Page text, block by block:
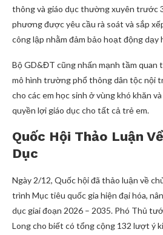
thông và giáo dục thường xuyên trước
phương được yêu cầu rà soát và sắp
công lập nhằm đảm bảo hoạt động dạy
Bộ GD&ĐT cũng nhấn mạnh tầm quan
mô hình trường phổ thông dân tộc nội
cho các em học sinh ở vùng khó khăn
quyền lợi giáo dục cho tất cả trẻ em.
Quốc Hội Thảo Luận
Dục
Ngày 2/12, Quốc hội đã thảo luận về
trình Mục tiêu quốc gia hiện đại hóa,
dục giai đoạn 2026 – 2035. Phó Thủ
Long cho biết có tổng cộng 132 lượt ý